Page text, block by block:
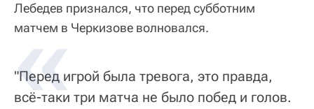
Лебедев признался, что перед субботним
матчем в Черкизове волновался.
"Перед игрой была тревога, это правда,
всё-таки три матча не было побед и голов.